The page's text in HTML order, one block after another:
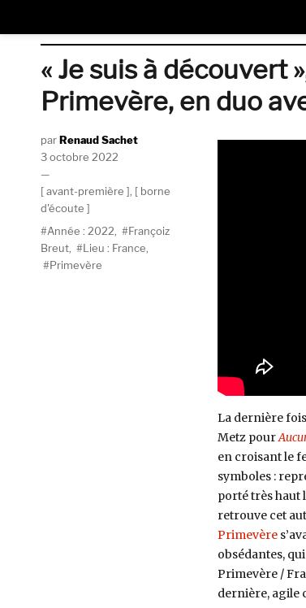
« Je suis à découvert
Primevère, en duo
La dernière
Metz pour
en croisant le
symboles :
porté très haut
retrouve cet
Primevère
obsédantes,
Primevère /
dernière, agile
AuteurRenaud Sachet
Publié
le
3 octobre 2022
Catégories
avant-première
borne
d'écoute
Étiquettes
Année : 2022
Françoiz
Breut
Lieu : France
Primevère